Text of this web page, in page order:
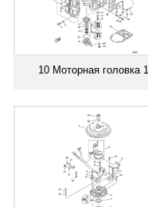
10 Моторная головка 1